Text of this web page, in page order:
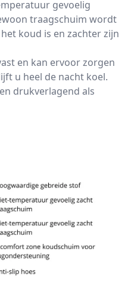
gevoelig
traagschuim wordt
koud is en zachter zijn
en kan ervoor zorgen
u heel de nacht koel.
drukverlagend als